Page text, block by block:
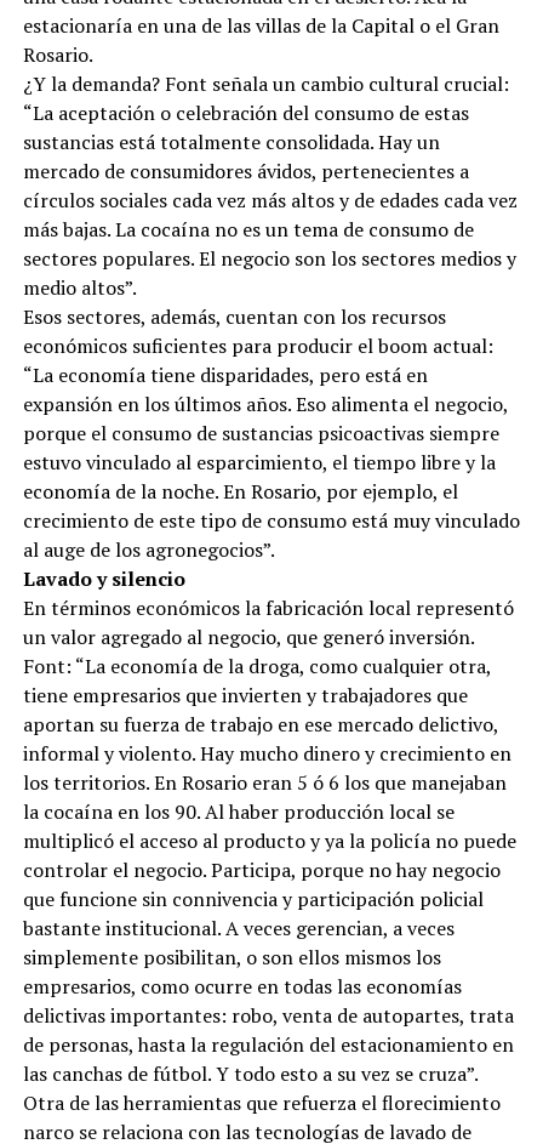
estacionaría en una de las villas de la Capital o el Gran
Rosario.
¿Y la demanda? Font señala un cambio cultural crucial:
“La aceptación o celebración del consumo de estas
sustancias está totalmente consolidada. Hay un
mercado de consumidores ávidos, pertenecientes a
círculos sociales cada vez más altos y de edades cada vez
más bajas. La cocaína no es un tema de consumo de
sectores populares. El negocio son los sectores medios y
medio altos”.
Esos sectores, además, cuentan con los recursos
económicos suficientes para producir el boom actual:
“La economía tiene disparidades, pero está en
expansión en los últimos años. Eso alimenta el negocio,
porque el consumo de sustancias psicoactivas siempre
estuvo vinculado al esparcimiento, el tiempo libre y la
economía de la noche. En Rosario, por ejemplo, el
crecimiento de este tipo de consumo está muy vinculado
al auge de los agronegocios”.
Lavado y silencio
En términos económicos la fabricación local representó
un valor agregado al negocio, que generó inversión.
Font: “La economía de la droga, como cualquier otra,
tiene empresarios que invierten y trabajadores que
aportan su fuerza de trabajo en ese mercado delictivo,
informal y violento. Hay mucho dinero y crecimiento en
los territorios. En Rosario eran 5 ó 6 los que manejaban
la cocaína en los 90. Al haber producción local se
multiplicó el acceso al producto y ya la policía no puede
controlar el negocio. Participa, porque no hay negocio
que funcione sin connivencia y participación policial
bastante institucional. A veces gerencian, a veces
simplemente posibilitan, o son ellos mismos los
empresarios, como ocurre en todas las economías
delictivas importantes: robo, venta de autopartes, trata
de personas, hasta la regulación del estacionamiento en
las canchas de fútbol. Y todo esto a su vez se cruza”.
Otra de las herramientas que refuerza el florecimiento
narco se relaciona con las tecnologías de lavado de